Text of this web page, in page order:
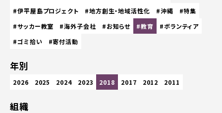
#伊平屋島プロジェクト
#地方創生・地域活性化 #沖縄
#特集
#サッカー教室
#海外子会社 #お知らせ #教育
#ボランティア
#ゴミ拾い
#寄付活動
年別
2026 2025 2024 2023 2018 2017 2012 2011
組織